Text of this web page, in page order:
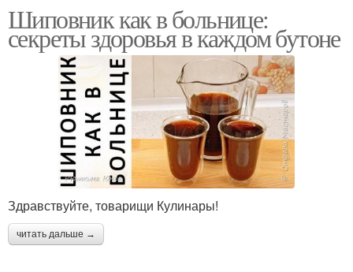
Шиповник как в больнице:
секреты здоровья в каждом бутоне
Здравствуйте, товарищи Кулинары!
читать дальше →